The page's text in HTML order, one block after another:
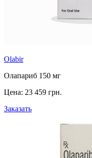
Olabir
Олапариб 150 мг
Цена: 23 459 грн.
Заказать